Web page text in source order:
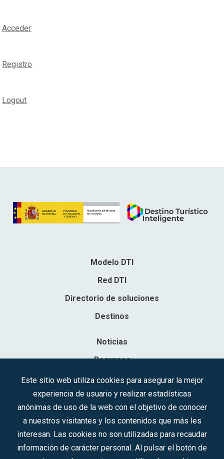
Acceder
Registro
Logout
Modelo DTI
Red DTI
Directorio de soluciones
Destinos
Noticias
Recursos
Contacto
Sociedad Mercantil Estatal para la Gestión de la Innovación y las
Tecnologías Turísticas, S.A.M.P.
Inscrita en el R.M. de Madrid, T, 12593, Se. 8, F. 129, H. 201.307.
C.I.F.: A-81/874.984
Este sitio web utiliza cookies para asegurar la mejor
experiencia de usuario y realizar estadísticas
anónimas de uso de la web con el objetivo de conocer
a nuestros visitantes y los contenidos que más les
interesan. Las cookies no son utilizadas para recaudar
información de carácter personal. Al pulsar el botón de